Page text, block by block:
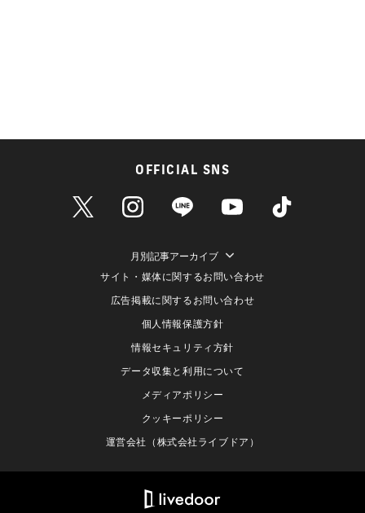
OFFICIAL SNS
月別記事アーカイブ
サイト・媒体に関するお問い合わせ
広告掲載に関するお問い合わせ
個人情報保護方針
情報セキュリティ方針
データ収集と利用について
メディアポリシー
クッキーポリシー
運営会社（株式会社ライブドア）